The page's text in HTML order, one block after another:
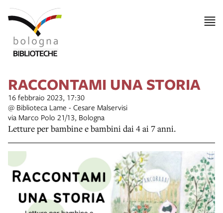
RACCONTAMI UNA STORIA
16 febbraio 2023, 17:30
@ Biblioteca Lame - Cesare Malservisi
via Marco Polo 21/13, Bologna
Letture per bambine e bambini dai 4 ai 7 anni.